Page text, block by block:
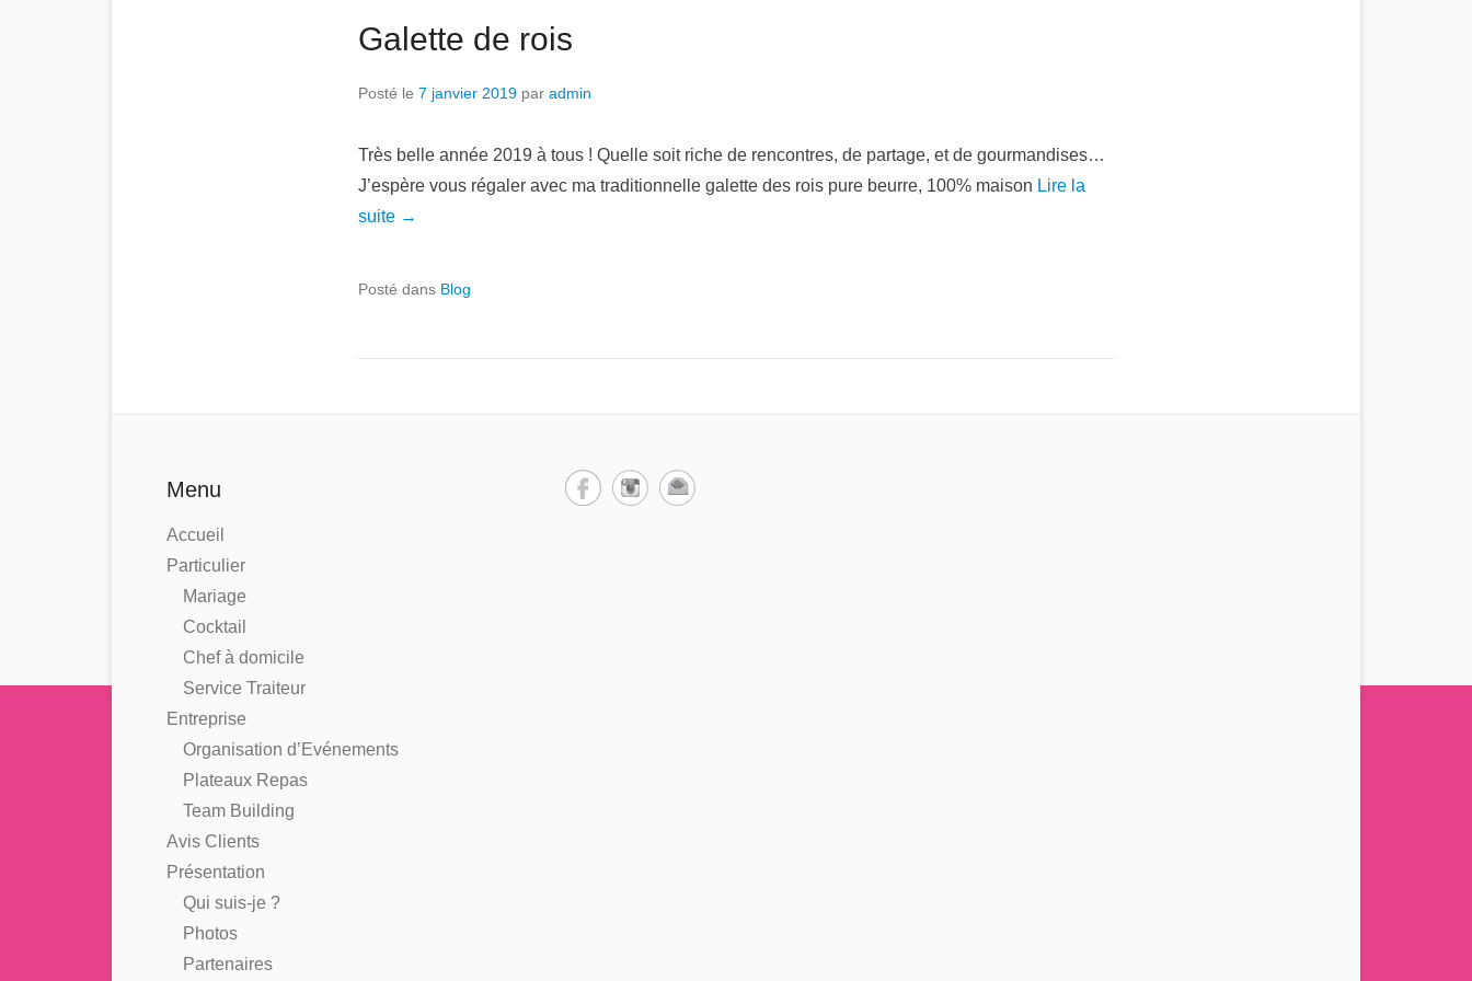
Galette de rois
Posté le 7 janvier 2019 par admin
Très belle année 2019 à tous ! Quelle soit riche de rencontres, de partage, et de gourmandises…
J’espère vous régaler avec ma traditionnelle galette des rois pure beurre, 100% maison Lire la
suite →
Posté dans Blog
Menu
Accueil
Particulier
Mariage
Cocktail
Chef à domicile
Service Traiteur
Entreprise
Organisation d’Evénements
Plateaux Repas
Team Building
Avis Clients
Présentation
Qui suis-je ?
Photos
Partenaires